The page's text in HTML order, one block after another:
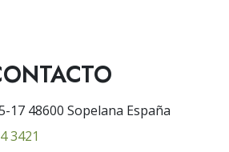
17 48600 Sopelana España
3421